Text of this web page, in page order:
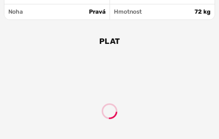
Noha Pravá Hmotnost 72 kg
PLAT